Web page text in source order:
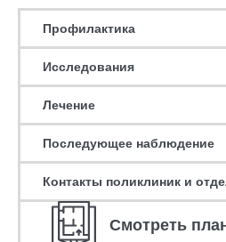
Профилактика
Исследования
Лечение
Последующее наблюдение
Контакты поликлиник и
Смотреть